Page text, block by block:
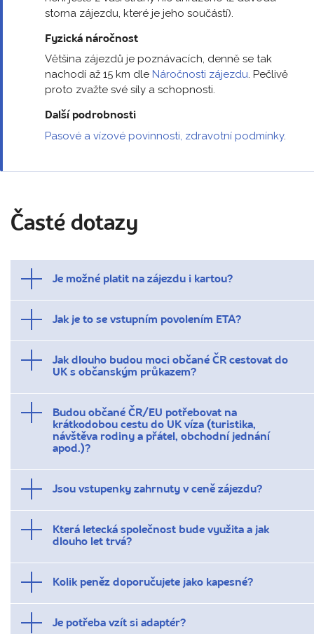
storna zájezdu, které je jeho součástí).
Fyzická náročnost
Většina zájezdů je poznávacích, denně se tak
nachodí až 15 km dle Náročnosti zájezdu. Pečlivě
proto zvažte své síly a schopnosti.
Další podrobnosti
Pasové a vízové povinnosti, zdravotní podmínky.
Časté dotazy
Je možné platit na zájezdu i kartou?
Jak je to se vstupním povolením ETA?
Jak dlouho budou moci občané ČR cestovat do
UK s občanským průkazem?
Budou občané ČR/EU potřebovat na
krátkodobou cestu do UK víza (turistika,
návštěva rodiny a přátel, obchodní jednání
apod.)?
Jsou vstupenky zahrnuty v ceně zájezdu?
Která letecká společnost bude využita a jak
dlouho let trvá?
Kolik peněz doporučujete jako kapesné?
Je potřeba vzít si adaptér?